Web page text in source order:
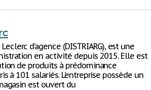
Leclerc d’agence (DISTRIARG), est une
en activité depuis 2015. Elle est
de produits à prédominance
101 salariés. L’entreprise possède un
est ouvert du